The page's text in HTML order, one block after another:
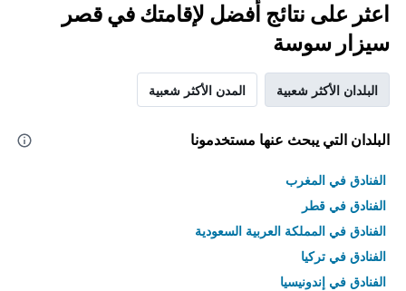
اعثر على نتائج أفضل لإقامتك في قصر
سيزار سوسة
البلدان الأكثر شعبية المدن الأكثر شعبية
البلدان التي يبحث عنها مستخدمونا
الفنادق في المغرب
الفنادق في قطر
الفنادق في المملكة العربية السعودية
الفنادق في تركيا
الفنادق في إندونيسيا